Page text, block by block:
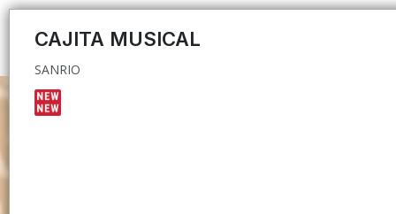
SANRIO
CAJITA MUSICAL
SANRIO